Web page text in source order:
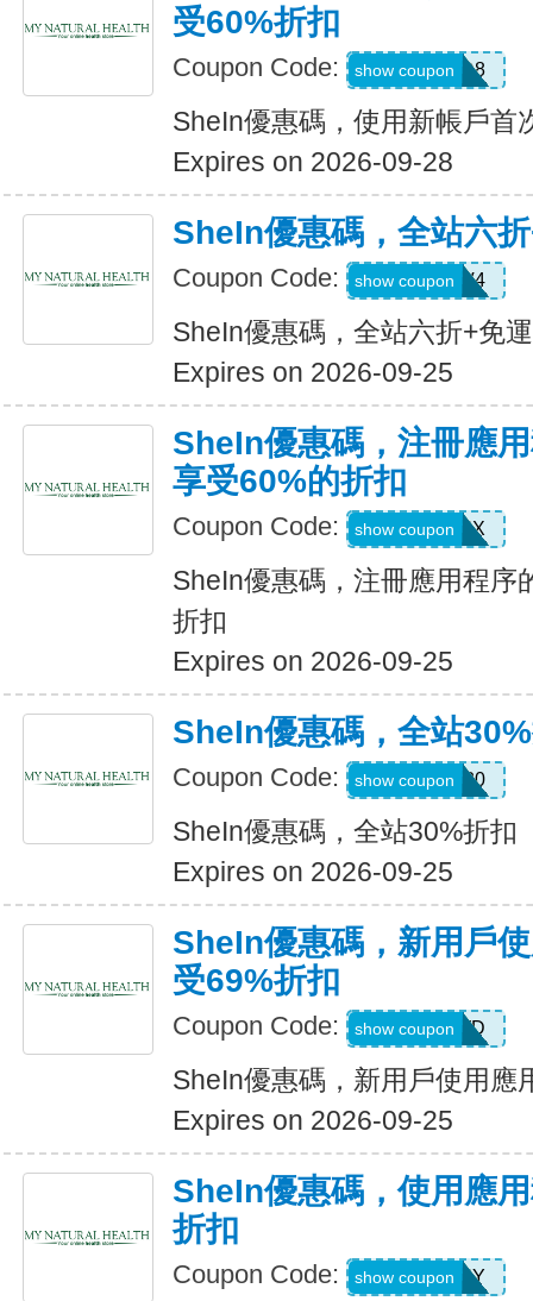
受60%折扣
Coupon Code: TFSD8
show coupon
SheIn優惠碼，使用新帳戶首
Expires on 2026-09-28
SheIn優惠碼，全站六
Coupon Code: LS8V4
show coupon
SheIn優惠碼，全站六折+免
Expires on 2026-09-25
SheIn優惠碼，注冊應
享受60%的折扣
Coupon Code: XUWL7NX
show coupon
SheIn優惠碼，注冊應用程序
折扣
Expires on 2026-09-25
SheIn優惠碼，全站
Coupon Code: AFFILI30
show coupon
SheIn優惠碼，全站30%折扣
Expires on 2026-09-25
SheIn優惠碼，新用戶
受69%折扣
Coupon Code: HR2TQWD
show coupon
SheIn優惠碼，新用戶使用應
Expires on 2026-09-25
SheIn優惠碼，使用應
折扣
Coupon Code: 6FANY
show coupon